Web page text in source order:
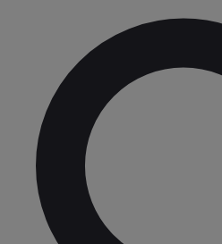
Od
Yaris Cross
HYBRID